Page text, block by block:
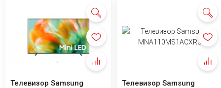
Телевизор Samsung
Телевизор Samsung